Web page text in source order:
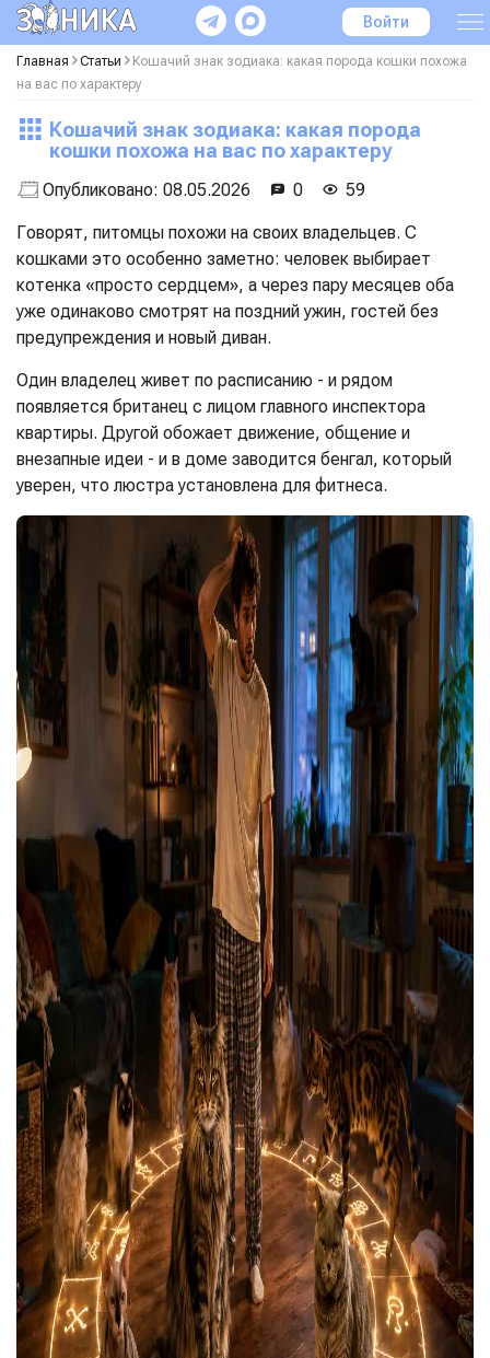
Войти
Главная Статьи
Кошачий знак зодиака: какая порода кошки похожа
на вас по характеру
Кошачий знак зодиака: какая порода
кошки похожа на вас по характеру
Опубликовано: 08.05.2026 0 59
Говорят, питомцы похожи на своих владельцев. С
кошками это особенно заметно: человек выбирает
котенка «просто сердцем», а через пару месяцев оба
уже одинаково смотрят на поздний ужин, гостей без
предупреждения и новый диван.
Один владелец живет по расписанию - и рядом
появляется британец с лицом главного инспектора
квартиры. Другой обожает движение, общение и
внезапные идеи - и в доме заводится бенгал, который
уверен, что люстра установлена для фитнеса.